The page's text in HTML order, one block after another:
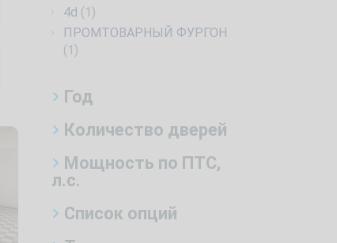
4d (1)
ПРОМТОВАРНЫЙ ФУРГОН
(1)
Год
Количество дверей
Мощность по ПТС,
л.с.
Список опций